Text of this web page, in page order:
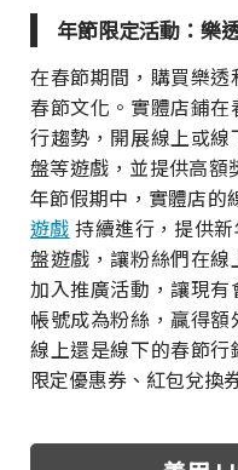
年節限定活動：樂
在春節期間，購買樂
春節文化。實體店鋪
行趨勢，開展線上或
盤等遊戲，並提供高
年節假期中，實體店的
遊戲 持續進行，提供
盤遊戲，讓粉絲們在
加入推廣活動，讓現
帳號成為粉絲，贏得
線上還是線下的春節
限定優惠券、紅包兌換